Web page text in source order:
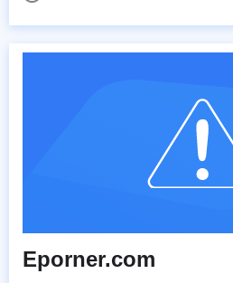
Eporner.com